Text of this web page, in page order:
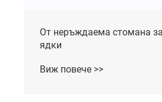
От неръждаема стомана
ядки
Виж повече >>